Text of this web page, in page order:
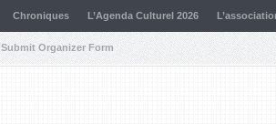
Chroniques L’Agenda Culturel 2026
Submit Organizer Form